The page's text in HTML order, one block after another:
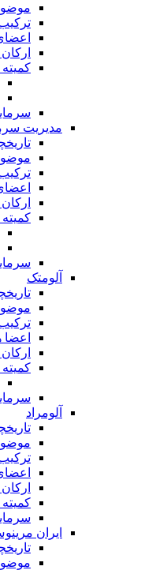
مدیریت
آلومتک
آلومراد
ایران